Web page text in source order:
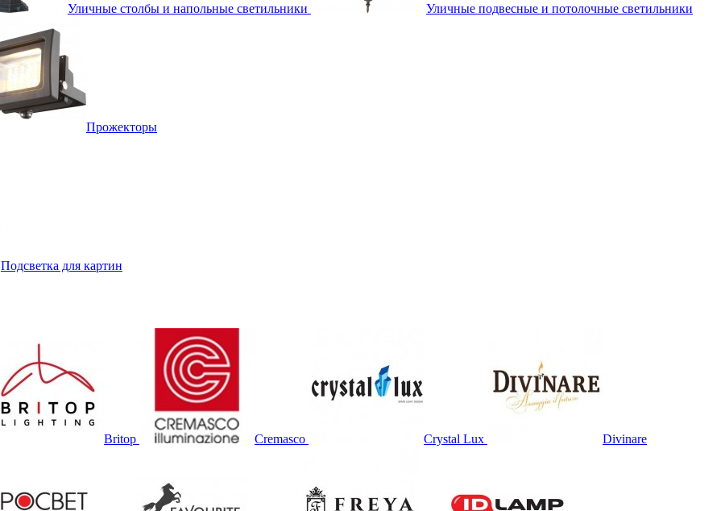
Уличные столбы и напольные светильники Уличные подвесные и потолочные светильники
Прожекторы
Подсветка для картин
Britop Cremasco Crystal Lux Divinare